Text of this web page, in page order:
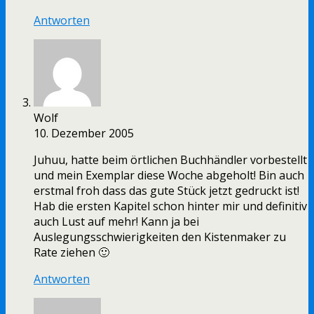
Antworten
Wolf
10. Dezember 2005
Juhuu, hatte beim örtlichen Buchhändler vorbestellt
und mein Exemplar diese Woche abgeholt! Bin auch
erstmal froh dass das gute Stück jetzt gedruckt ist!
Hab die ersten Kapitel schon hinter mir und definitiv
auch Lust auf mehr! Kann ja bei
Auslegungsschwierigkeiten den Kistenmaker zu
Rate ziehen 🙂
Antworten